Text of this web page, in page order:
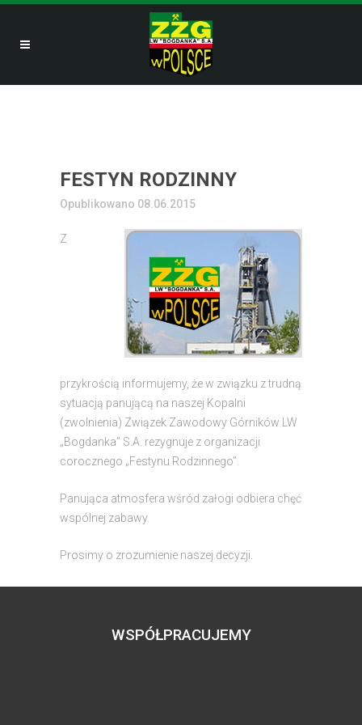
FESTYN RODZINNY
Opublikowano 08.06.2015
Z
przykrością informujemy, że w związku z trudną
sytuacją panującą na naszej Kopalni
(zwolnienia) Związek Zawodowy Górników LW
„Bogdanka” S.A. rezygnuje z organizacji
corocznego „Festynu Rodzinnego”.
Panująca atmosfera wśród załogi odbiera chęć
wspólnej zabawy.
Prosimy o zrozumienie naszej decyzji.
WSPÓŁPRACUJEMY